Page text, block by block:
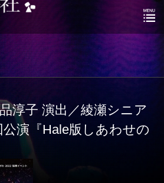
淳子 演出／綾瀬シニア
演『Hale版しあわせの